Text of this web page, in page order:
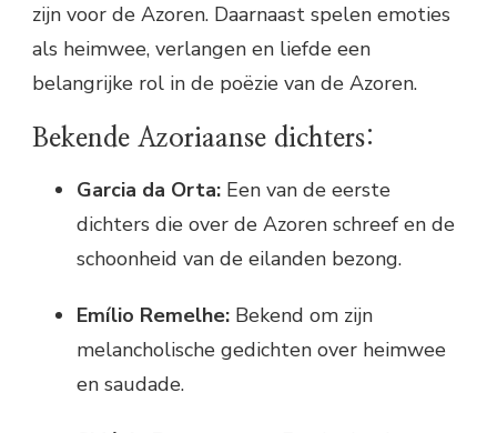
zijn voor de Azoren. Daarnaast spelen emoties
als heimwee, verlangen en liefde een
belangrijke rol in de poëzie van de Azoren.
Bekende Azoriaanse dichters:
Garcia da Orta: Een van de eerste
dichters die over de Azoren schreef en de
schoonheid van de eilanden bezong.
Emílio Remelhe: Bekend om zijn
melancholische gedichten over heimwee
en saudade.